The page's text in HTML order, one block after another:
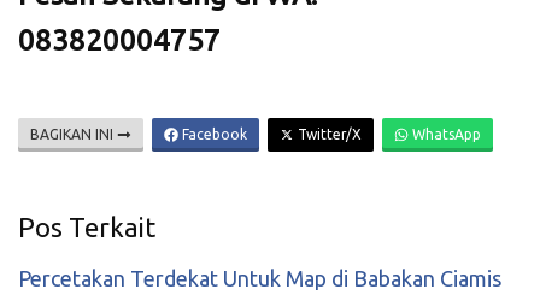
083820004757
BAGIKAN INI Facebook Twitter/X WhatsApp
Pos Terkait
Percetakan Terdekat Untuk Map di Babakan Ciamis